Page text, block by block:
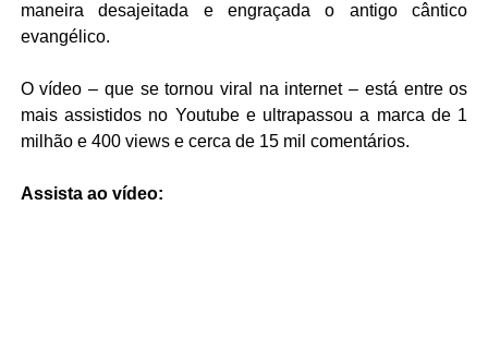
maneira desajeitada e engraçada o antigo cântico
evangélico.
O vídeo – que se tornou viral na internet – está entre os
mais assistidos no Youtube e ultrapassou a marca de 1
milhão e 400 views e cerca de 15 mil comentários.
Assista ao vídeo: